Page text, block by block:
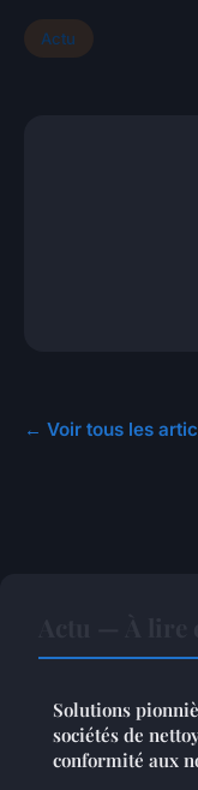
Actu
← Voir tous les
Solutions
sociétés de
conformité aux